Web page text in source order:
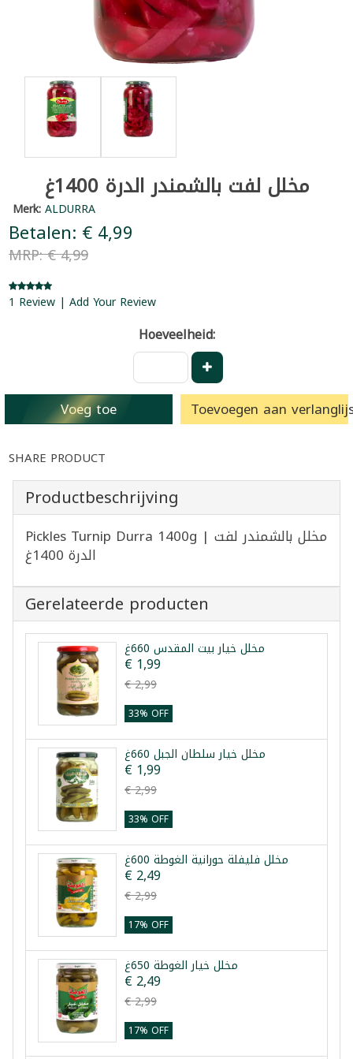
مخلل لفت بالشمندر الدرة 1400غ
Merk:ALDURRA
Betalen: € 4,99
MRP: € 4,99
1 Review | Add Your Review
Hoeveelheid:
Voeg toe Toevoegen aan
SHARE PRODUCT
Productbeschrijving
Pickles Turnip Durra 1400g | مخلل بالشمندر لفت
الدرة 1400غ
Gerelateerde producten
مخلل خيار بيت المقدس 660غ
€ 1,99
€ 2,99
33% OFF
مخلل خيار سلطان الجبل 660غ
€ 1,99
€ 2,99
33% OFF
مخلل فليفلة حورانية الغوطة 600غ
€ 2,49
€ 2,99
17% OFF
مخلل خيار الغوطة 650غ
€ 2,49
€ 2,99
17% OFF